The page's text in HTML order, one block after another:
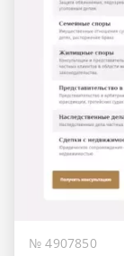
№ 4907850